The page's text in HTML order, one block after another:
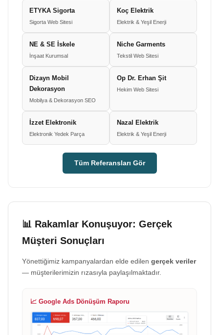
ETYKA Sigorta
Sigorta Web Sitesi
Koç Elektrik
Elektrik & Yeşil Enerji
NE & SE İskele
İnşaat Kurumsal
Niche Garments
Tekstil Web Sitesi
Dizayn Mobil
Dekorasyon
Mobilya & Dekorasyon SEO
Op Dr. Erhan Şit
Hekim Web Sitesi
İzzet Elektronik
Elektronik Yedek Parça
Nazal Elektrik
Elektrik & Yeşil Enerji
Tüm Referansları Gör
📊 Rakamlar Konuşuyor: Gerçek
Müşteri Sonuçları
Yönettiğimiz kampanyalardan elde edilen gerçek veriler
— müşterilerimizin rızasıyla paylaşılmaktadır.
📈 Google Ads Dönüşüm Raporu